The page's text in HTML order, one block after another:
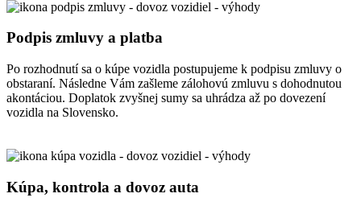
Podpis zmluvy a platba
Po rozhodnutí sa o kúpe vozidla postupujeme k podpisu zmluvy o
obstaraní. Následne Vám zašleme zálohovú zmluvu s dohodnutou
akontáciou. Doplatok zvyšnej sumy sa uhrádza až po dovezení
vozidla na Slovensko.
Kúpa, kontrola a dovoz auta